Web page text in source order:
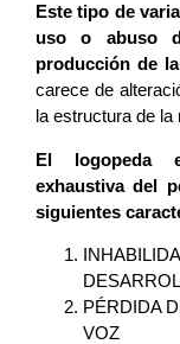
Este tipo de
uso o abuso
producción de
carece de
la estructura de
El logopeda
exhaustiva del
siguientes
PÉRDIDA
VOZ